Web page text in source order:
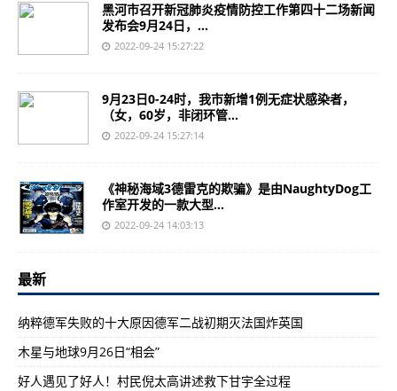
黑河市召开新冠肺炎疫情防控工作第四十二场新闻
发布会9月24日，...
2022-09-24 15:27:22
9月23日0-24时，我市新增1例无症状感染者，
（女，60岁，非闭环管...
2022-09-24 15:27:14
《神秘海域3德雷克的欺骗》是由NaughtyDog工
作室开发的一款大型...
2022-09-24 14:03:13
最新
纳粹德军失败的十大原因德军二战初期灭法国炸英国
木星与地球9月26日“相会”
好人遇见了好人！村民倪太高讲述救下甘宇全过程